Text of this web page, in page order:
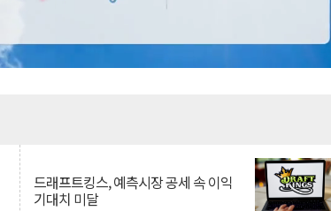
드래프트킹스, 예측시장 공세 속 이익
기대치 미달